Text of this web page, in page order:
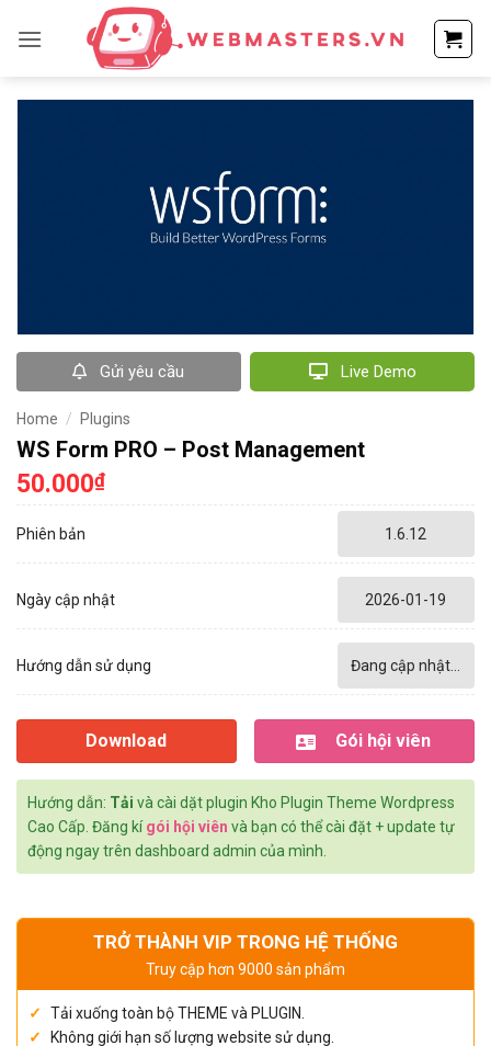
qua
dung
Gửi yêu cầu Live Demo
Home / Plugins
WS Form PRO – Post Management
50.000₫
Phiên bản 1.6.12
Ngày cập nhật 2026-01-19
Hướng dẫn sử dụng Đang cập nhật...
Download Gói hội viên
Hướng dẫn: Tải và cài dặt plugin Kho Plugin Theme Wordpress
Cao Cấp. Đăng kígói hội viên và bạn có thể cài đặt + update tự
động ngay trên dashboard admin của mình.
TRỞ THÀNH VIP TRONG HỆ THỐNG
Truy cập hơn 9000 sản phẩm
Tải xuống toàn bộ THEME và PLUGIN.
Không giới hạn số lượng website sử dụng.